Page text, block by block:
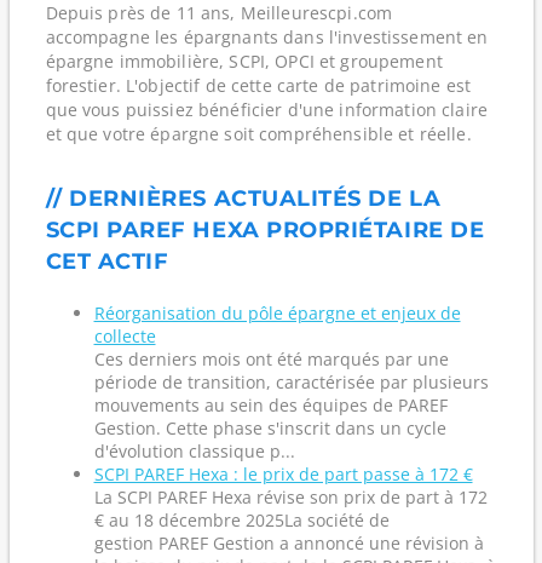
Depuis près de 11 ans, Meilleurescpi.com
accompagne les épargnants dans l'investissement en
épargne immobilière, SCPI, OPCI et groupement
forestier. L'objectif de cette carte de patrimoine est
que vous puissiez bénéficier d'une information claire
et que votre épargne soit compréhensible et réelle.
// DERNIÈRES ACTUALITÉS DE LA
SCPI PAREF HEXA PROPRIÉTAIRE DE
CET ACTIF
Réorganisation du pôle épargne et enjeux de
collecte
Ces derniers mois ont été marqués par une
période de transition, caractérisée par plusieurs
mouvements au sein des équipes de PAREF
Gestion. Cette phase s'inscrit dans un cycle
d'évolution classique p...
SCPI PAREF Hexa : le prix de part passe à 172 €
La SCPI PAREF Hexa révise son prix de part à 172
€ au 18 décembre 2025La société de
gestion PAREF Gestion a annoncé une révision à